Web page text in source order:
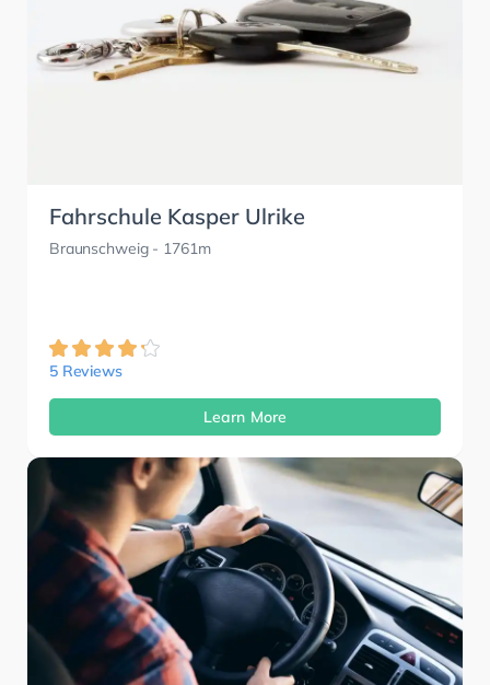
Fahrschule Kasper Ulrike
Braunschweig- 1761m
5 Reviews
Learn More